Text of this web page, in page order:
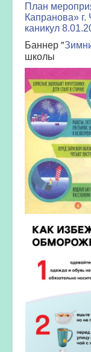
План
Капранова»
каникул
Баннер "
школы